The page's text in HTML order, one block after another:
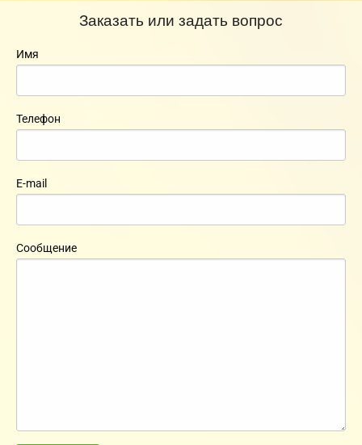
Заказать или задать вопрос
Имя
Телефон
E-mail
Сообщение